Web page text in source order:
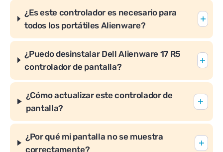
¿Es este controlador es necesario para
todos los portátiles Alienware?
¿Puedo desinstalar Dell Alienware 17 R5
controlador de pantalla?
¿Cómo actualizar este controlador de
pantalla?
¿Por qué mi pantalla no se muestra
correctamente?